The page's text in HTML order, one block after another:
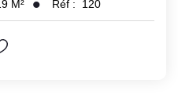
M² Réf : 120